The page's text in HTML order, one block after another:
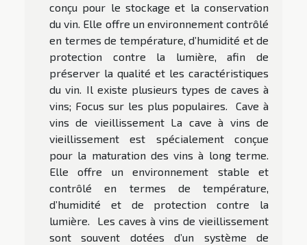
conçu pour le stockage et la conservation
du vin. Elle offre un environnement contrôlé
en termes de température, d’humidité et de
protection contre la lumière, afin de
préserver la qualité et les caractéristiques
du vin. Il existe plusieurs types de caves à
vins; Focus sur les plus populaires. Cave à
vins de vieillissement La cave à vins de
vieillissement est spécialement conçue
pour la maturation des vins à long terme.
Elle offre un environnement stable et
contrôlé en termes de température,
d’humidité et de protection contre la
lumière. Les caves à vins de vieillissement
sont souvent dotées d’un système de